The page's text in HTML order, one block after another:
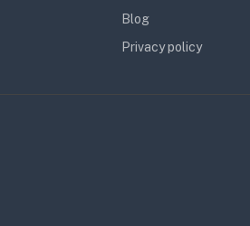
Blog
Privacy policy